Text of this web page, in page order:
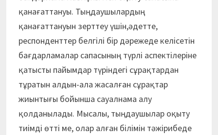
қанағаттануы. Тыңдаушылардың
қанағаттануын зерттеу үшін,әдетте,
респонденттер белгілі бір дәрежеде келісетін
бағдарламалар сапасының түрлі аспектілеріне
қатысты пайымдар түріндегі сұрақтардан
тұратын алдын-ала жасалған сұрақтар
жиынтығы бойынша сауалнама алу
қолданылады. Мысалы, тыңдаушылар оқыту
тиімді өтті ме, олар алған білімін тәжірибеде